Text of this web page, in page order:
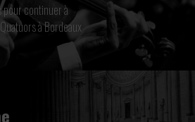
pour continuer à
à Bordeaux